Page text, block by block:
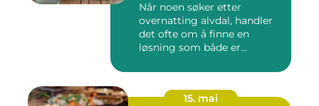
Når noen søker etter
overnatting alvdal, handler
det ofte om å finne en
løsning som både er
15. mai